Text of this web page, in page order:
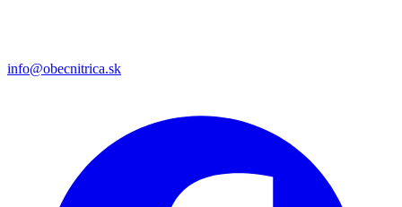
info@obecnitrica.sk